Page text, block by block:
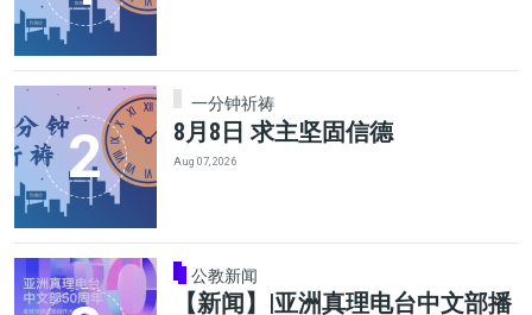
一分钟祈祷
8月8日 求主坚固信德
Aug 07, 2026
公教新闻
【新闻】|亚洲真理电台中文部播